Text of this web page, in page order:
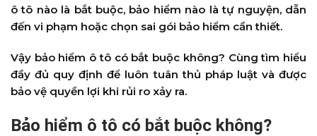
ô tô nào là bắt buộc, bảo hiểm nào là tự nguyện, dẫn
đến vi phạm hoặc chọn sai gói bảo hiểm cần thiết.
Vậy bảo hiểm ô tô có bắt buộc không? Cùng tìm hiểu
đầy đủ quy định để luôn tuân thủ pháp luật và được
bảo vệ quyền lợi khi rủi ro xảy ra.
Bảo hiểm ô tô có bắt buộc không?